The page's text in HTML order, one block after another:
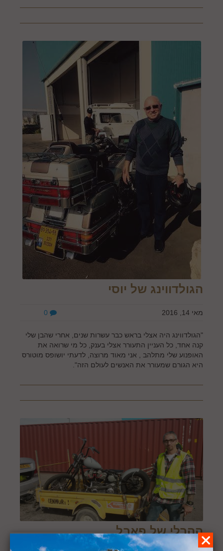
הגולדווינג של יוסי
מאי 14, 2016
"הגולדווינג היה אצלי בראש כבר עשרות שנים, אחרי שהבן שלי
קנה אחד, כל העניין התעורר אצלי בענק, כל מי שרואה את
האופנוע שלי מתלהב , אני מאוד מרוצה, לדעתי יושופס מוטורס
היא הגורם שמעורר את האנשים לעולם הזה".
ההרלי של פאבל